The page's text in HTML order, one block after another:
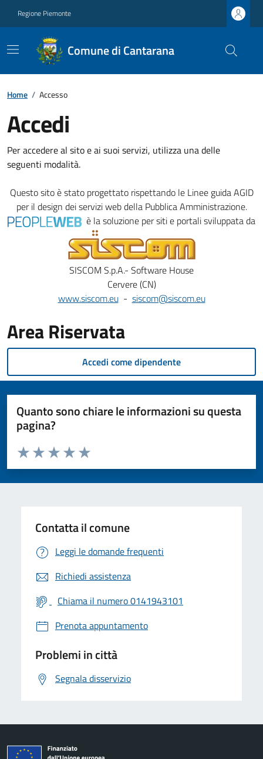
Regione Piemonte
Comune di Cantarana
Home / Accesso
Accedi
Per accedere al sito e ai suoi servizi, utilizza una delle
seguenti modalità.
Questo sito è stato progettato rispettando le Linee guida AGID
per il design dei servizi web della Pubblica Amministrazione.
è la soluzione per siti e portali sviluppata da
SISCOM S.p.A.- Software House
Cervere (CN)
www.siscom.eu- siscom@siscom.eu
Area Riservata
Accedi come dipendente
Quanto sono chiare le informazioni su questa
pagina?
Valuta da 1 a 5 stelle la pagina
Valuta 5 stelle su 5
Valuta 4 stelle su 5
Valuta 3 stelle su 5
Valuta 2 stelle su 5
Valuta 1 stelle su 5
Contatta il comune
Leggi le domande frequenti
Richiedi assistenza
Chiama il numero 0141943101
Prenota appuntamento
Problemi in città
Segnala disservizio